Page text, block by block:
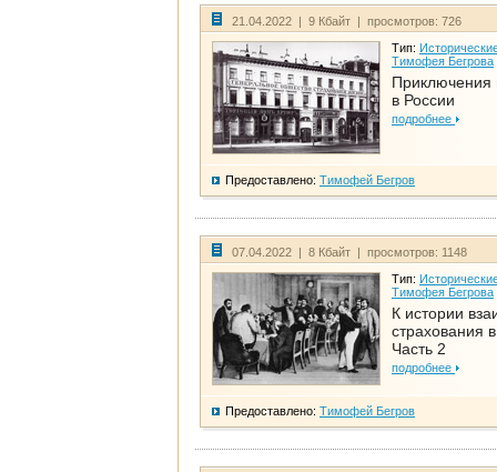
21.04.2022 | 9 Кбайт | просмотров: 726
Тип:
Тимофея Бегрова
Приключения
в России
подробнее
Предоставлено: Тимофей Бегров
07.04.2022 | 8 Кбайт | просмотров: 1148
Тип:
Тимофея Бегрова
К истории
страхования
Часть 2
подробнее
Предоставлено: Тимофей Бегров